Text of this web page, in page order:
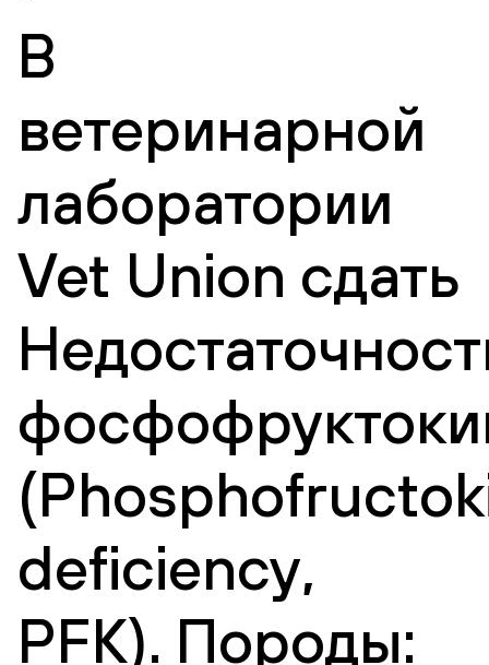
В
ветеринарной
лаборатории
Vet Union сдать
deficiency,
PFK). Породы: